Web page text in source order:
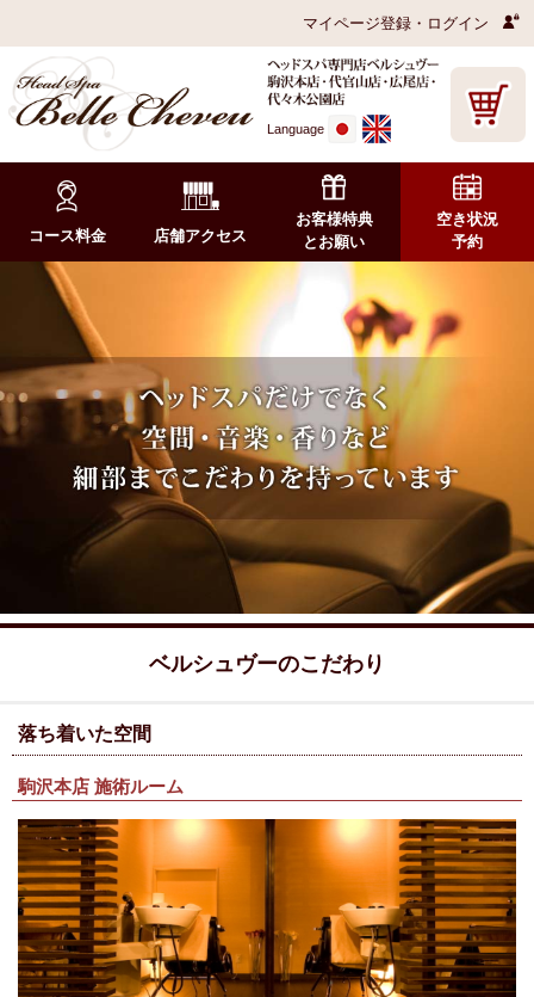
マイページ登録・ログイン
Language
コース料金 店舗アクセス
お客様特典
とお願い
空き状況
予約
ベルシュヴーのこだわり
落ち着いた空間
駒沢本店 施術ルーム